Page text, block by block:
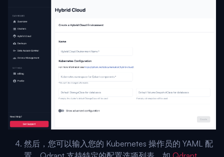
然后，您可以输入您的 Kubernetes 操作员的 YAML 配